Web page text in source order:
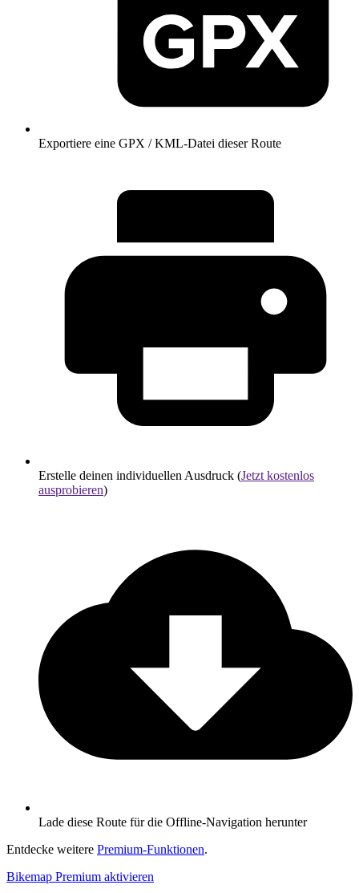
Exportiere eine GPX / KML-Datei dieser Route
Erstelle deinen individuellen Ausdruck (Jetzt kostenlos
ausprobieren)
Lade diese Route für die Offline-Navigation herunter
Entdecke weitere Premium-Funktionen.
Bikemap Premium aktivieren